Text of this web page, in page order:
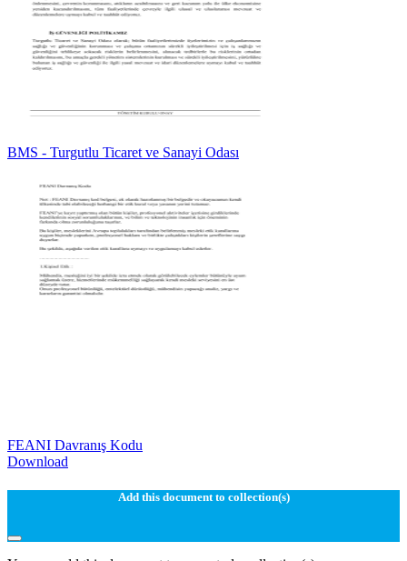
BMS - Turgutlu Ticaret ve Sanayi Odası
FEANI Davranış Kodu
Download
Add this document to collection(s)